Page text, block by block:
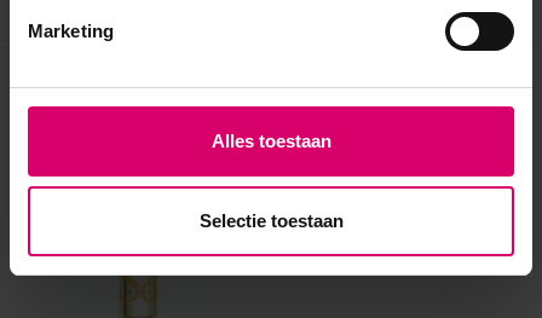
Marketing
Alles toestaan
Selectie toestaan
Eerder bekeken